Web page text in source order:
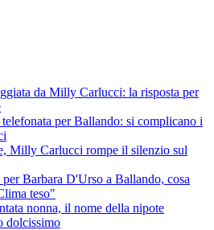
da Milly Carlucci: la risposta per
telefonata per Ballando: si complicano i
Milly Carlucci rompe il silenzio sul
Barbara D'Urso a Ballando, cosa
teso"
nonna, il nome della nipote
dolcissimo